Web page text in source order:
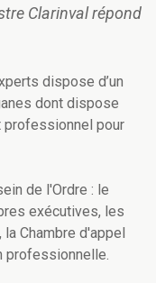
Clarinval répond
dispose d’un
dont dispose
professionnel pour
de l'Ordre : le
exécutives, les
Chambre d'appel
professionnelle.